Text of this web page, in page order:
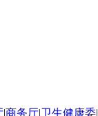
|商务厅|卫生健康委|